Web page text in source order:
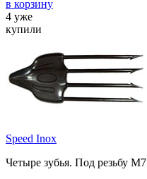
в корзину
4 уже
купили
Speed Inox
Четыре зубья. Под резьбу M7